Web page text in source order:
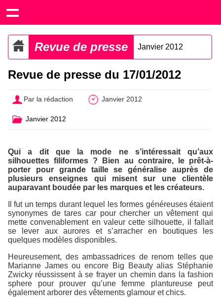
Revue de presse Janvier 2012
Revue de presse du 17/01/2012
Par la rédaction Janvier 2012
Janvier 2012
Qui a dit que la mode ne s’intéressait qu’aux
silhouettes filiformes ? Bien au contraire, le prêt-à-
porter pour grande taille se généralise auprès de
plusieurs enseignes qui misent sur une clientèle
auparavant boudée par les marques et les créateurs.
Il fut un temps durant lequel les formes généreuses étaient
synonymes de tares car pour chercher un vêtement qui
mette convenablement en valeur cette silhouette, il fallait
se lever aux aurores et s’arracher en boutiques les
quelques modèles disponibles.
Heureusement, des ambassadrices de renom telles que
Marianne James ou encore Big Beauty alias Stéphanie
Zwicky réussissent à se frayer un chemin dans la fashion
sphere pour prouver qu’une femme plantureuse peut
également arborer des vêtements glamour et chics.